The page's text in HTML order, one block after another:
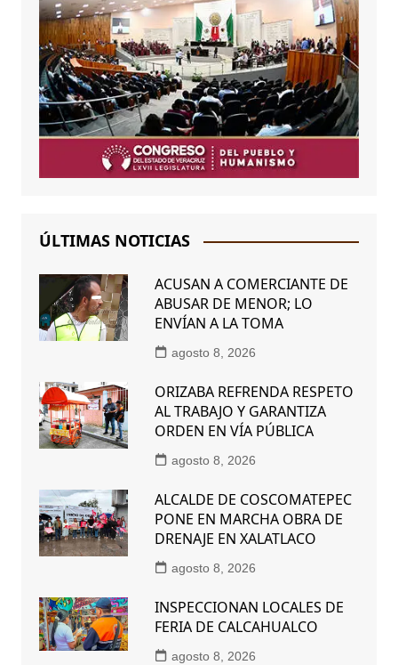
ÚLTIMAS NOTICIAS
ACUSAN A COMERCIANTE DE
ABUSAR DE MENOR; LO
ENVÍAN A LA TOMA
agosto 8, 2026
ORIZABA REFRENDA RESPETO
AL TRABAJO Y GARANTIZA
ORDEN EN VÍA PÚBLICA
agosto 8, 2026
ALCALDE DE COSCOMATEPEC
PONE EN MARCHA OBRA DE
DRENAJE EN XALATLACO
agosto 8, 2026
INSPECCIONAN LOCALES DE
FERIA DE CALCAHUALCO
agosto 8, 2026